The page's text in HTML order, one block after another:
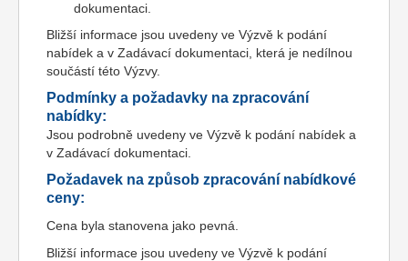
dokumentaci.
Bližší informace jsou uvedeny ve Výzvě k podání
nabídek a v Zadávací dokumentaci, která je nedílnou
součástí této Výzvy.
Podmínky a požadavky na zpracování
nabídky:
Jsou podrobně uvedeny ve Výzvě k podání nabídek a
v Zadávací dokumentaci.
Požadavek na způsob zpracování nabídkové
ceny:
Cena byla stanovena jako pevná.
Bližší informace jsou uvedeny ve Výzvě k podání